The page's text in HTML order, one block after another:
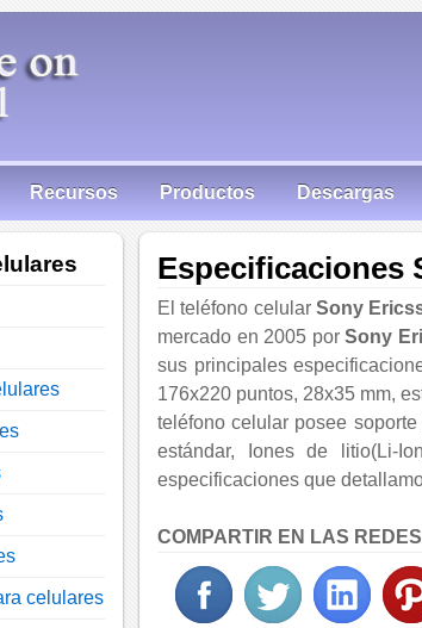
Recursos Productos Descargas
Especificaciones
El teléfono celular Sony
mercado en 2005 porSony
sus principales
176x220 puntos, 28x35 mm,
teléfono celular posee
estándar, Iones de litio(Li-
especificaciones que
COMPARTIR EN LAS
celulares